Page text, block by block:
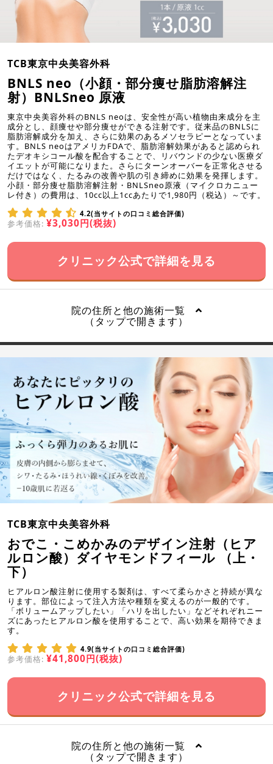
TCB東京中央美容外科
BNLS neo（小顔・部分痩せ脂肪溶解注
射）BNLSneo 原液
東京中央美容外科のBNLS neoは、安全性が高い植物由来成分を主
成分とし、顔痩せや部分痩せができる注射です。従来品のBNLSに
脂肪溶解成分を加え、さらに効果のあるメソセラピーとなっていま
す。BNLS neoはアメリカFDAで、脂肪溶解効果があると認められ
たデオキシコール酸を配合することで、リバウンドの少ない医療ダ
イエットが可能になりまた。さらにターンオーバーを正常化させる
だけではなく、たるみの改善や肌の引き締めに効果を発揮します。
小顔・部分痩せ脂肪溶解注射・BNLSneo原液（マイクロカニュー
レ付き）の費用は、10cc以上1ccあたりで1,980円（税込）～です。
4.2(当サイトの口コミ総合評価)
参考価格: ¥3,030円(税抜)
クリニック公式で詳細を見る
院の住所と他の施術一覧
（タップで開きます）
TCB東京中央美容外科
おでこ・こめかみのデザイン注射（ヒア
ルロン酸）ダイヤモンドフィール （上・
下）
ヒアルロン酸注射に使用する製剤は、すべて柔らかさと持続が異な
ります。部位によって注入方法や種類を変えるのが一般的です。
「ボリュームアップしたい」「ハリを出したい」などそれぞれニー
ズにあったヒアルロン酸を使用することで、高い効果を期待できま
す。
4.9(当サイトの口コミ総合評価)
参考価格: ¥41,800円(税抜)
クリニック公式で詳細を見る
院の住所と他の施術一覧
（タップで開きます）